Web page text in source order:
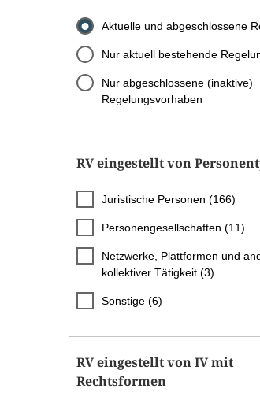
Aktuelle und abgeschlossene
Nur aktuell bestehende
Nur abgeschlossene (inaktive)
Regelungsvorhaben
RV eingestellt von
Juristische Personen (166)
Personengesellschaften (11)
Netzwerke, Plattformen und
kollektiver Tätigkeit (3)
Sonstige (6)
RV eingestellt von IV mit
Rechtsformen